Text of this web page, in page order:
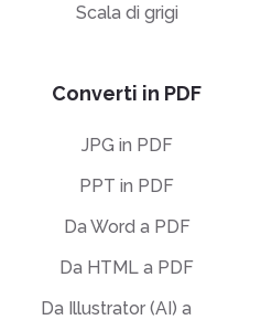
Scala di grigi
Converti in PDF
JPG in PDF
PPT in PDF
Da Word a PDF
Da HTML a PDF
Da Illustrator (AI) a